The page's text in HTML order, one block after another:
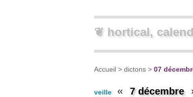
❦ hortical,
Accueil > dictons > 07
veille 7 décembre